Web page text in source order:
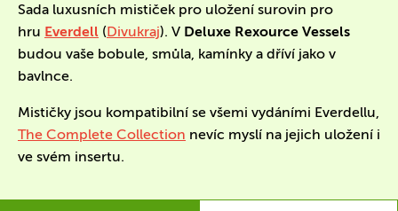
Sada luxusních mističek pro uložení surovin pro
hru Everdell (Divukraj). V Deluxe Rexource Vessels
budou vaše bobule, smůla, kamínky a dříví jako v
bavlnce.
Mističky jsou kompatibilní se všemi vydáními Everdellu,
The Complete Collection nevíc myslí na jejich uložení i
ve svém insertu.